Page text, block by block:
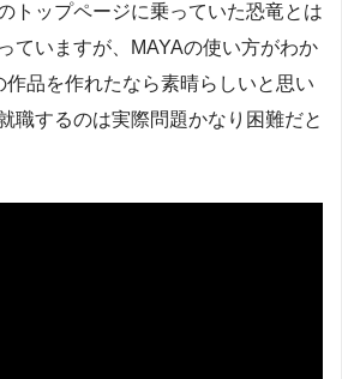
トップページに乗っていた恐竜とは
ていますが、MAYAの使い方がわか
作品を作れたなら素晴らしいと思い
職するのは実際問題かなり困難だと